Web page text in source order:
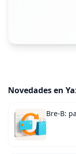
Novedades en
Bre-B: